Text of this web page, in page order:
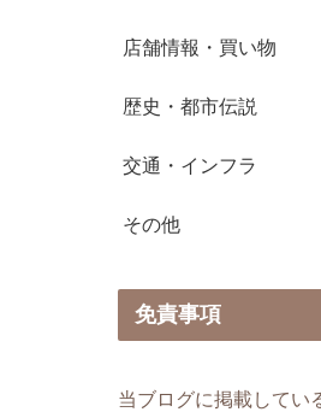
店舗情報・買い物
歴史・都市伝説
交通・インフラ
その他
免責事項
当ブログに掲載してい